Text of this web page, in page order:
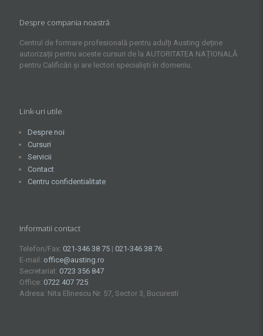
Despre compania noastră
Centrul de formare profesională pentru adulți Austing deține
autorizații pentru aceste cursuri de la AUTORITATEA NAȚIONALĂ
pentru Calificări și are lectori specialiști în domeniu.
Link-uri utile
Despre noi
Cursuri
Servicii
Contact
Centru confidentialitate
Informatii contact
Telefon/Fax: 021-346 38 75 | 021-346 38 76
E-mail: office@austing.ro
Secretariat: 0723 356 847
Office: 0722 407 725
Adresa: Nita Elinescu Nr. 57, Sector 3, Bucuresti